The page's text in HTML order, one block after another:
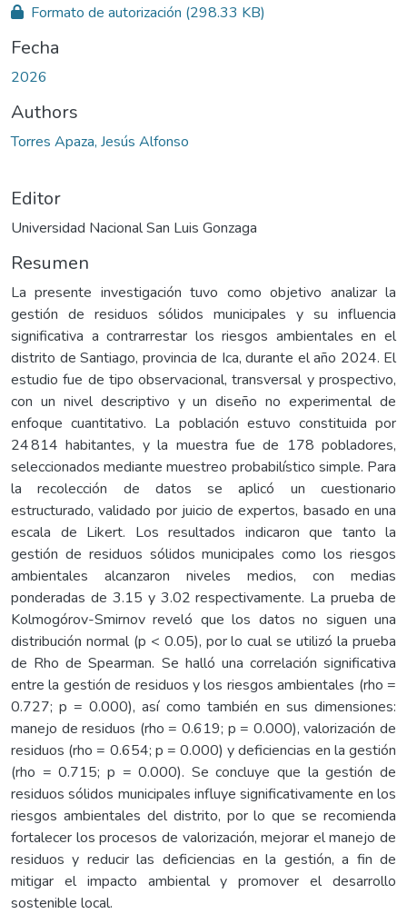
Formato de autorización (298.33 KB)
Fecha
2026
Authors
Torres Apaza, Jesús Alfonso
Editor
Universidad Nacional San Luis Gonzaga
Resumen
La presente investigación tuvo como objetivo analizar la
gestión de residuos sólidos municipales y su influencia
significativa a contrarrestar los riesgos ambientales en el
distrito de Santiago, provincia de Ica, durante el año 2024. El
estudio fue de tipo observacional, transversal y prospectivo,
con un nivel descriptivo y un diseño no experimental de
enfoque cuantitativo. La población estuvo constituida por
24 814 habitantes, y la muestra fue de 178 pobladores,
seleccionados mediante muestreo probabilístico simple. Para
la recolección de datos se aplicó un cuestionario
estructurado, validado por juicio de expertos, basado en una
escala de Likert. Los resultados indicaron que tanto la
gestión de residuos sólidos municipales como los riesgos
ambientales alcanzaron niveles medios, con medias
ponderadas de 3.15 y 3.02 respectivamente. La prueba de
Kolmogórov-Smirnov reveló que los datos no siguen una
distribución normal (p < 0.05), por lo cual se utilizó la prueba
de Rho de Spearman. Se halló una correlación significativa
entre la gestión de residuos y los riesgos ambientales (rho =
0.727; p = 0.000), así como también en sus dimensiones:
manejo de residuos (rho = 0.619; p = 0.000), valorización de
residuos (rho = 0.654; p = 0.000) y deficiencias en la gestión
(rho = 0.715; p = 0.000). Se concluye que la gestión de
residuos sólidos municipales influye significativamente en los
riesgos ambientales del distrito, por lo que se recomienda
fortalecer los procesos de valorización, mejorar el manejo de
residuos y reducir las deficiencias en la gestión, a fin de
mitigar el impacto ambiental y promover el desarrollo
sostenible local.